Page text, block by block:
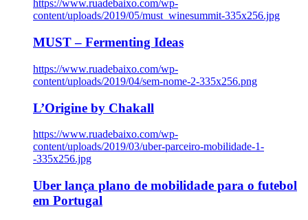
https://www.ruadebaixo.com/wp-
content/uploads/2019/05/must_winesummit-335x256.jpg
MUST – Fermenting Ideas
https://www.ruadebaixo.com/wp-
content/uploads/2019/04/sem-nome-2-335x256.png
L’Origine by Chakall
https://www.ruadebaixo.com/wp-
content/uploads/2019/03/uber-parceiro-mobilidade-1-
-335x256.jpg
Uber lança plano de mobilidade para o futebol
em Portugal